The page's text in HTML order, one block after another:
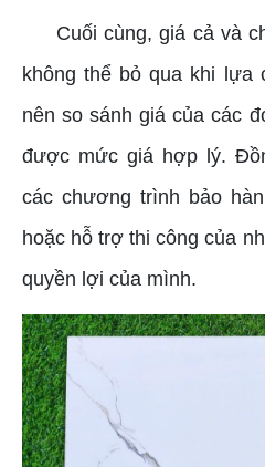
Cuối cùng, giá cả và
không thể bỏ qua khi lựa
nên so sánh giá của các
được mức giá hợp lý.
các chương trình bảo
hoặc hỗ trợ thi công của
quyền lợi của mình.